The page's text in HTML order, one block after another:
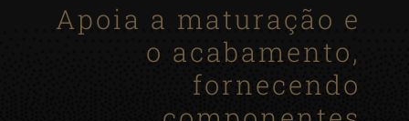
Apoia a maturação e
o acabamento,
fornecendo